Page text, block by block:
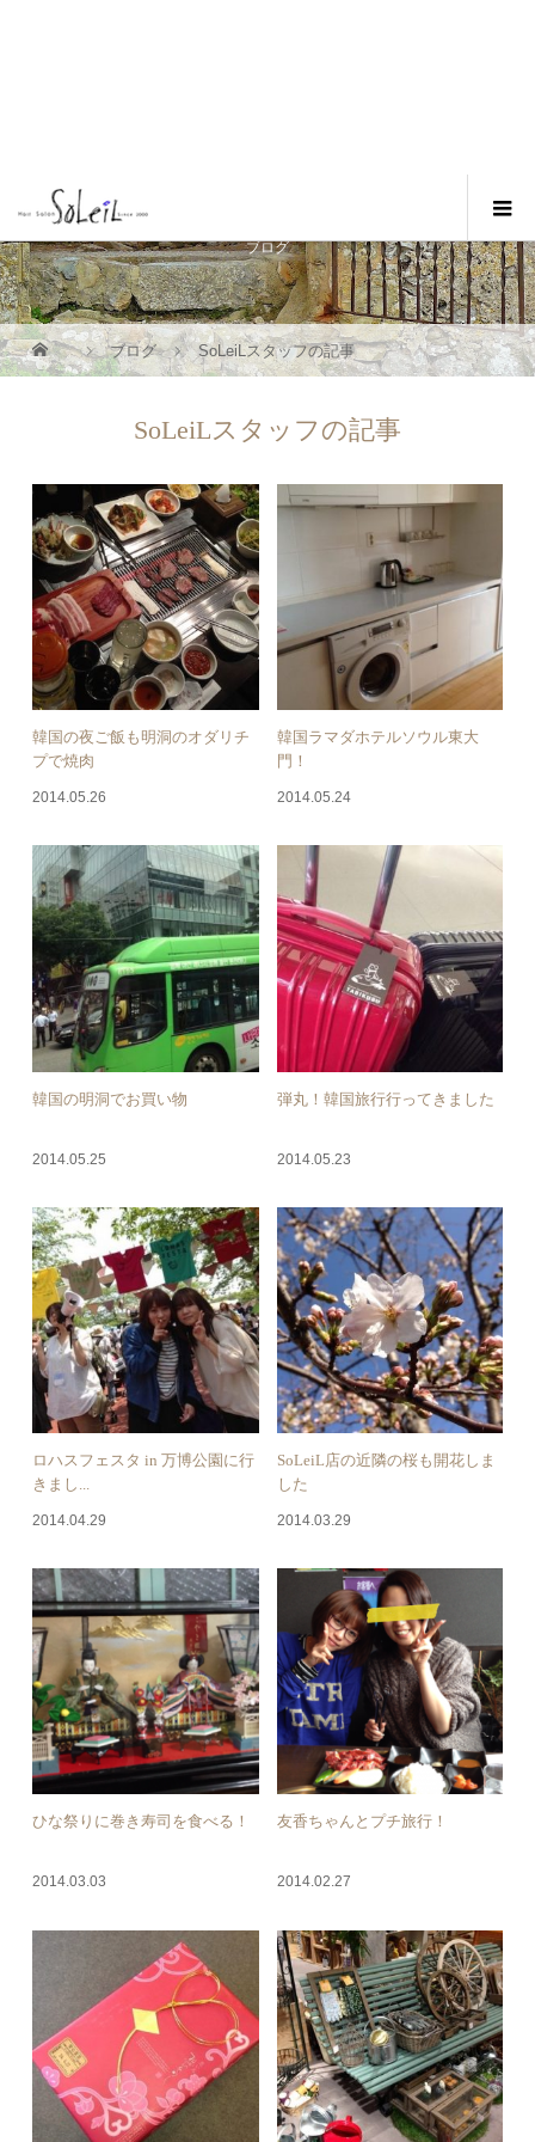
ブログ
ブログ SoLeiLスタッフの記事
SoLeiLスタッフの記事
韓国の夜ご飯も明洞のオダリチ
プで焼肉
2014.05.26
韓国ラマダホテルソウル東大
門！
2014.05.24
韓国の明洞でお買い物
2014.05.25
弾丸！韓国旅行行ってきました
2014.05.23
ロハスフェスタ in 万博公園に行
きまし...
2014.04.29
SoLeiL店の近隣の桜も開花しま
した
2014.03.29
ひな祭りに巻き寿司を食べる！
2014.03.03
友香ちゃんとプチ旅行！
2014.02.27